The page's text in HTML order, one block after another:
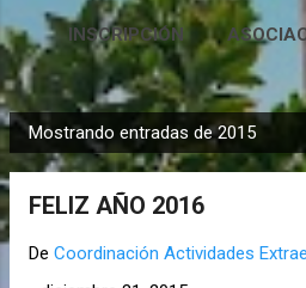
INSCRIPCIÓN
CONTACTO MÁS…
E
n
Mostrando entradas de 2015
FELIZ AÑO 2016
De Coordinación Actividades